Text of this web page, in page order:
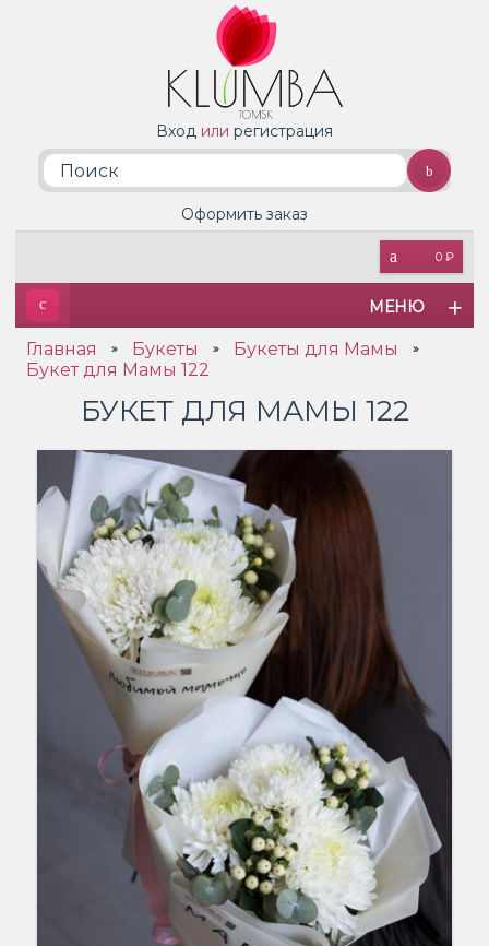
Вход или регистрация
0 ₽
Оформить заказ
МЕНЮ
Главная » Букеты » Букеты для Мамы »
Букет для Мамы 122
БУКЕТ ДЛЯ МАМЫ 122